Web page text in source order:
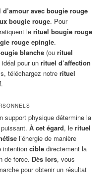
d’amour avec bougie rouge
bougie rouge. Pour
le rituel bougie rouge
rouge epingle.
blanche(ou rituel
pour un rituel d’affection
téléchargez notre rituel
.
support physique détermine la
puissant.À cet égard, lerituel
l’énergie de manière
intentioncible directement la
de force. Dès lors, vous
pour obtenir un résultat